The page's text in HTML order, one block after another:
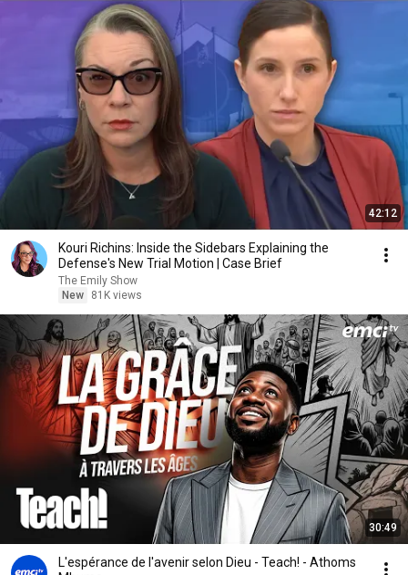
42:12
Kouri Richins: Inside the Sidebars Explaining the
Defense's New Trial Motion | Case Brief
The Emily Show
New
81K views
30:49
L'espérance de l'avenir selon Dieu - Teach! - Athoms